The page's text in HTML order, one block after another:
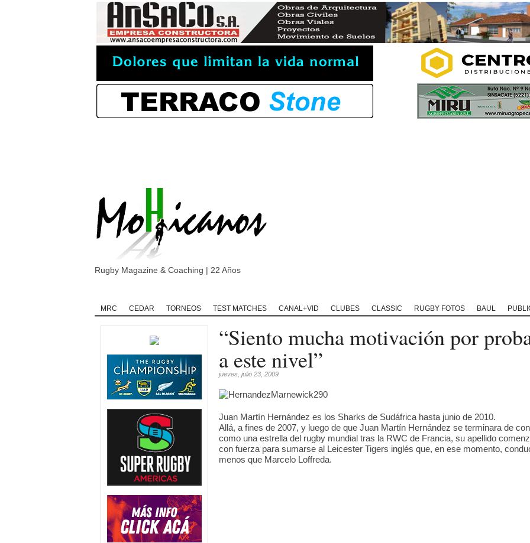
Rugby Magazine & Coaching | 22 Años
MRC
CEDAR TORNEOS TEST MATCHES CANAL+VID CLUBES CLASSIC RUGBY FOTOS BAUL
“Siento mucha motivación por
a este nivel”
jueves, julio 23, 2009
Juan Martín Hernández es los Sharks de Sudáfrica hasta junio de 2010.
Allá, a fines de 2007, y luego de que Juan Martín Hernández se terminara de
como una estrella del rugby mundial tras la RWC de Francia, su apellido
con fuerza para sumarse al Leicester Tigers inglés que, en ese momento,
menos que Marcelo Loffreda.